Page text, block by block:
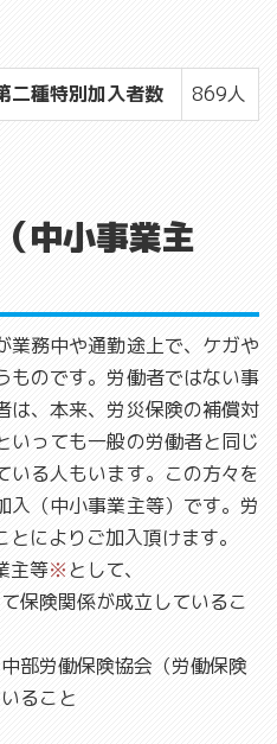
種特別加入者数 869人
中小事業主
業務中や通勤途上で、ケガや
ものです。労働者ではない事
は、本来、労災保険の補償対
いっても一般の労働者と同じ
いる人もいます。この方々を
入（中小事業主等）です。労
によりご加入頂けます。
主等※として、
保険関係が成立しているこ
部労働保険協会（労働保険
ること